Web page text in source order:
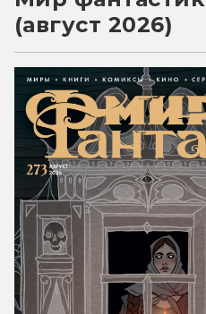
(август 2026)